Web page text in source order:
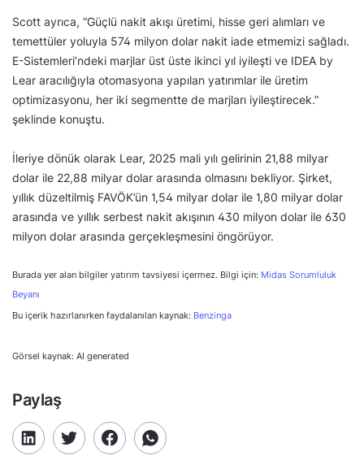
Scott ayrıca, “Güçlü nakit akışı üretimi, hisse geri alımları ve
temettüler yoluyla 574 milyon dolar nakit iade etmemizi sağladı.
E-Sistemleri’ndeki marjlar üst üste ikinci yıl iyileşti ve IDEA by
Lear aracılığıyla otomasyona yapılan yatırımlar ile üretim
optimizasyonu, her iki segmentte de marjları iyileştirecek.”
şeklinde konuştu.
İleriye dönük olarak Lear, 2025 mali yılı gelirinin 21,88 milyar
dolar ile 22,88 milyar dolar arasında olmasını bekliyor. Şirket,
yıllık düzeltilmiş FAVÖK’ün 1,54 milyar dolar ile 1,80 milyar dolar
arasında ve yıllık serbest nakit akışının 430 milyon dolar ile 630
milyon dolar arasında gerçekleşmesini öngörüyor.
Burada yer alan bilgiler yatırım tavsiyesi içermez. Bilgi için: Midas Sorumluluk
Beyanı
Bu içerik hazırlanırken faydalanılan kaynak: Benzinga
Görsel kaynak: AI generated
Paylaş